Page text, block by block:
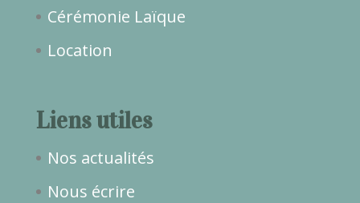
Cérémonie Laïque
Location
Liens utiles
Nos actualités
Nous écrire